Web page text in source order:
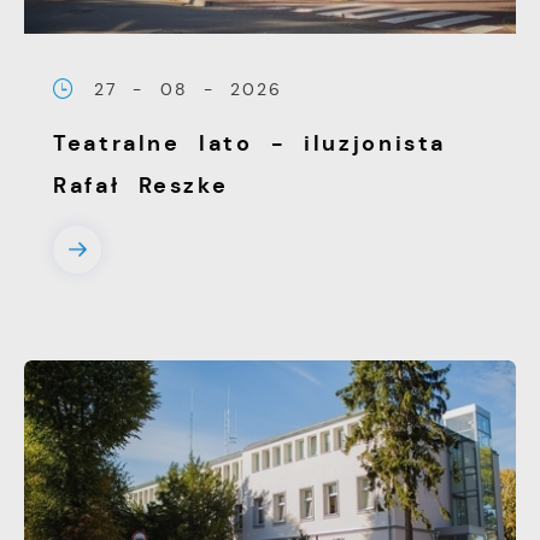
27 - 08 - 2026
Teatralne lato - iluzjonista
Rafał Reszke
witryny internetowej. Treści promocyjne
trzecich lub firm będących naszymi
Firmy te działają w charakterze
pośredników prezentujących nasze treści w
mediów społecznościowych.